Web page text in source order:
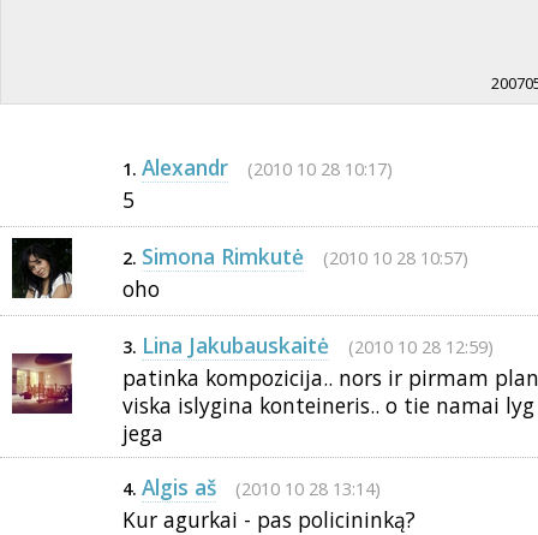
1. Alexandr (2010 10 28 10:17)
5
2. Simona Rimkutė (2010 10 28 10:57)
oho
3. Lina Jakubauskaitė (2010 10 28 12:59)
patinka kompozicija.. nors ir pirmam
viska islygina konteineris.. o tie namai
jega
4. Algis aš (2010 10 28 13:14)
Kur agurkai - pas policininką?